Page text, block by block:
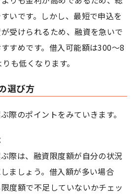
いです。しかし、最短で申込を
受けられるため、融資を急いで
すめです。借入可能額は300～8
も低くなります。
選び方
際のポイントをみていきます。
際は、融資限度額が自分の状況
ましょう。借入額が多い場合
度額で不足していないかチェッ